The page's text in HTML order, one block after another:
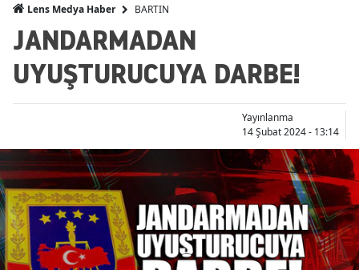
Lens Medya Haber BARTIN
JANDARMADAN
UYUŞTURUCUYA DARBE!
Yayınlanma
14 Şubat 2024 - 13:14